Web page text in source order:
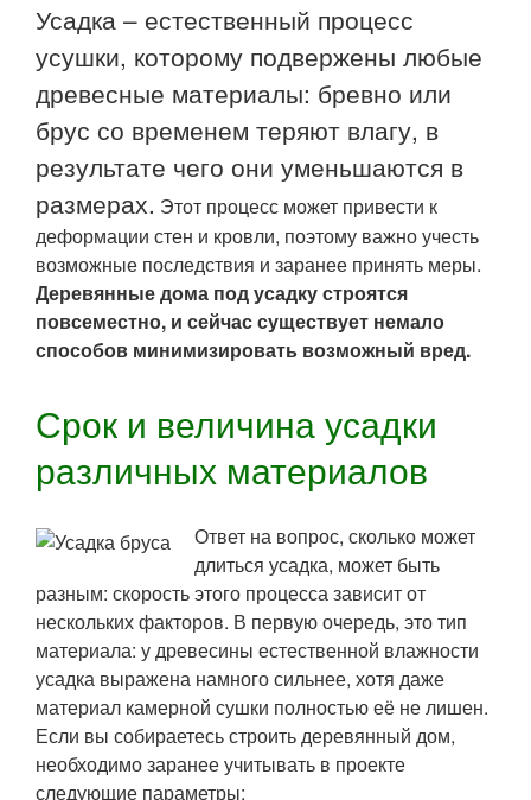
Усадка – естественный процесс
усушки, которому подвержены любые
древесные материалы: бревно или
брус со временем теряют влагу, в
результате чего они уменьшаются в
размерах. Этот процесс может привести к
деформации стен и кровли, поэтому важно учесть
возможные последствия и заранее принять меры.
Деревянные дома под усадку строятся
повсеместно, и сейчас существует немало
способов минимизировать возможный вред.
Срок и величина усадки
различных материалов
Ответ на вопрос, сколько может
длиться усадка, может быть
разным: скорость этого процесса зависит от
нескольких факторов. В первую очередь, это тип
материала: у древесины естественной влажности
усадка выражена намного сильнее, хотя даже
материал камерной сушки полностью её не лишен.
Если вы собираетесь строить деревянный дом,
необходимо заранее учитывать в проекте
следующие параметры: